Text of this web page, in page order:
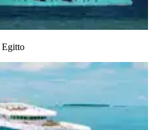
Egitto